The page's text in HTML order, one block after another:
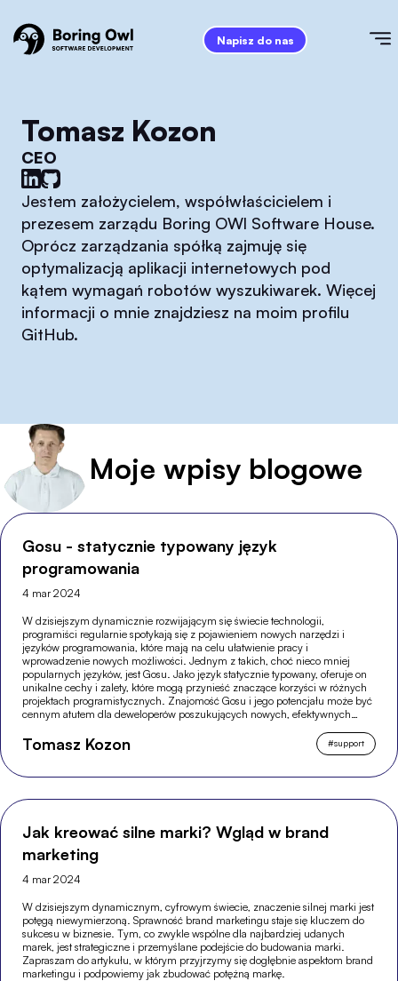
Napisz do nas
Tomasz Kozon
CEO
Jestem założycielem, współwłaścicielem i
prezesem zarządu Boring OWl Software House.
Oprócz zarządzania spółką zajmuję się
optymalizacją aplikacji internetowych pod
kątem wymagań robotów wyszukiwarek. Więcej
informacji o mnie znajdziesz na moim profilu
GitHub.
Moje wpisy blogowe
Gosu - statycznie typowany język
programowania
4 mar 2024
W dzisiejszym dynamicznie rozwijającym się świecie technologii,
programiści regularnie spotykają się z pojawieniem nowych narzędzi i
języków programowania, które mają na celu ułatwienie pracy i
wprowadzenie nowych możliwości. Jednym z takich, choć nieco mniej
popularnych języków, jest Gosu. Jako język statycznie typowany, oferuje on
unikalne cechy i zalety, które mogą przynieść znaczące korzyści w różnych
projektach programistycznych. Znajomość Gosu i jego potencjału może być
cennym atutem dla deweloperów poszukujących nowych, efektywnych
Tomasz Kozon #support
Jak kreować silne marki? Wgląd w brand
marketing
4 mar 2024
W dzisiejszym dynamicznym, cyfrowym świecie, znaczenie silnej marki jest
potęgą niewymierzoną. Sprawność brand marketingu staje się kluczem do
sukcesu w biznesie. Tym, co zwykle wspólne dla najbardziej udanych
marek, jest strategiczne i przemyślane podejście do budowania marki.
Zapraszam do artykułu, w którym przyjrzymy się dogłębnie aspektom brand
marketingu i podpowiemy jak zbudować potężną markę.